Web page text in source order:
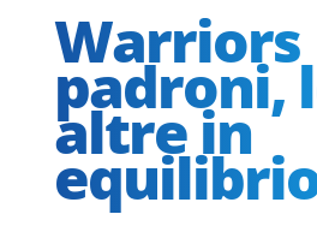
Warriors
padroni,
altre in